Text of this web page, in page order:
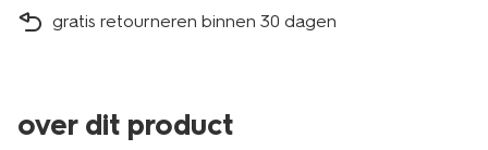
gratis retourneren binnen 30 dagen
over dit product